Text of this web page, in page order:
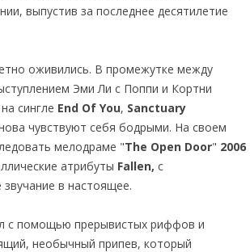
выпустив за последнее десятилетие
оживились. В промежутке между
Эми Ли с Поппи и Кортни
сингле End Of You, Sanctuary
чувствуют себя бодрыми. На своем
мелодраме "The Open Door" 2006
атрибуты Fallen, с
в настоящее.
с помощью прерывистых риффов и
необычный припев, который